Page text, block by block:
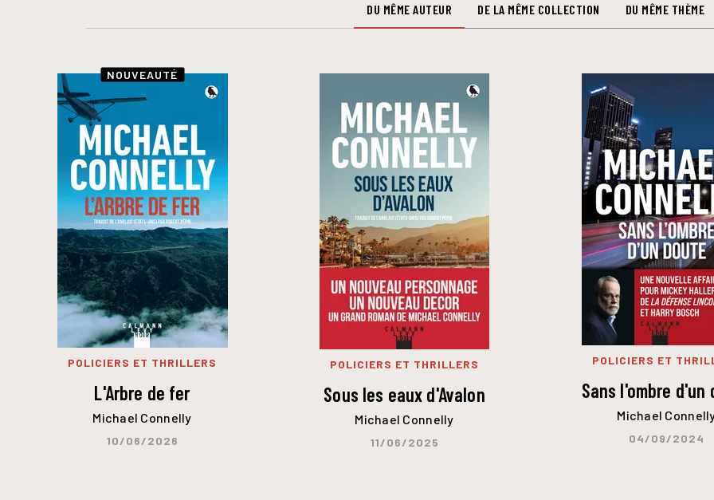
DU MÊME AUTEUR DE LA MÊME COLLECTION DU MÊME THÈME
NOUVEAUTÉ
POLICIERS ET THRILLERS
L'Arbre de fer
Michael Connelly
10/06/2026
POLICIERS ET THRILLERS
Sous les eaux d'Avalon
Michael Connelly
11/06/2025
POLICIERS ET
Sans l'ombre d'un
Michael
04/09/2024